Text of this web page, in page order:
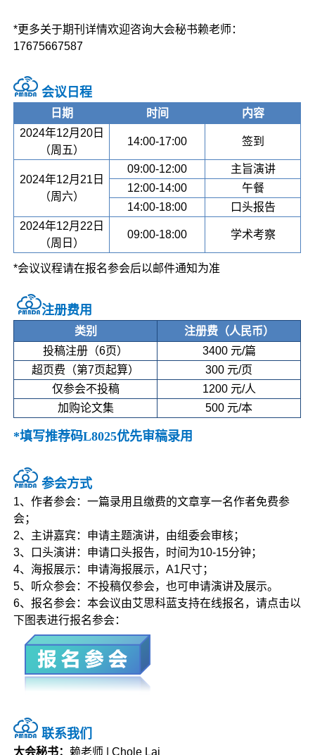
*更多关于期刊详情欢迎咨询大会秘书赖老师：
17675667587
会议日程
日期 时间
内容
2024年12月20日
（周五）
14:00-17:00 签到
2024年12月21日
（周六）
09:00-12:00
主旨演讲
12:00-14:00
午餐
14:00-18:00
口头报告
2024年12月22日
（周日）
09:00-18:00 学术考察
*会议议程请在报名参会后以邮件通知为准
注册费用
类别
注册费（人民币）
投稿注册（6页）
3400 元/篇
超页费（第7页起算）
300 元/页
仅参会不投稿
1200 元/人
加购论文集
500 元/本
*填写推荐码L8025优先审稿录用
参会方式
1、作者参会：一篇录用且缴费的文章享一名作者免费参
会；
2、主讲嘉宾：申请主题演讲，由组委会审核；
3、口头演讲：申请口头报告，时间为10-15分钟；
4、海报展示：申请海报展示，A1尺寸；
5、听众参会：不投稿仅参会，也可申请演讲及展示。
6、报名参会：本会议由艾思科蓝支持在线报名，请点击以
下图表进行报名参会：
联系我们
大会秘书：赖老师 | Chole Lai